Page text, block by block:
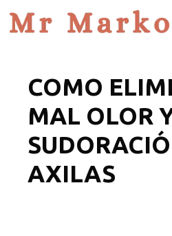
COMO
MAL OLOR
AXILAS